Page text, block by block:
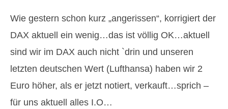
Wie gestern schon kurz „angerissen“, korrigiert der
DAX aktuell ein wenig…das ist völlig OK…aktuell
sind wir im DAX auch nicht `drin und unseren
letzten deutschen Wert (Lufthansa) haben wir 2
Euro höher, als er jetzt notiert, verkauft…sprich –
für uns aktuell alles I.O…